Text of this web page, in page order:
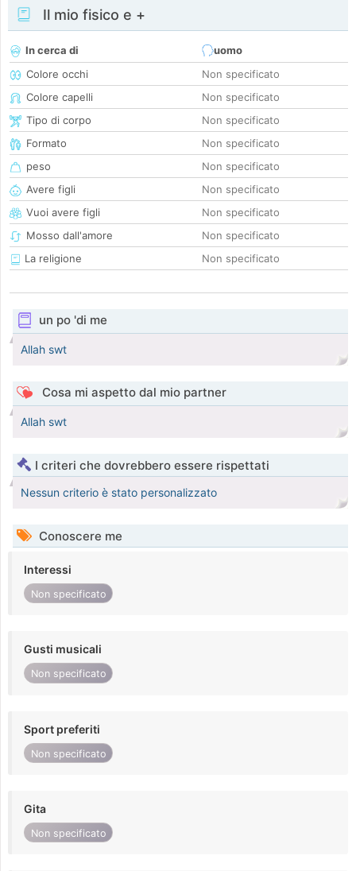
Il mio fisico e +
In cerca di
uomo
Colore occhi
Non specificato
Colore capelli
Non specificato
Tipo di corpo
Non specificato
Formato
Non specificato
peso
Non specificato
Avere figli
Non specificato
Vuoi avere figli
Non specificato
Mosso dall'amore
Non specificato
La religione
Non specificato
un po 'di me
Allah swt
Cosa mi aspetto dal mio partner
Allah swt
I criteri che dovrebbero essere rispettati
Nessun criterio è stato personalizzato
Conoscere me
Interessi
Non specificato
Gusti musicali
Non specificato
Sport preferiti
Non specificato
Gita
Non specificato